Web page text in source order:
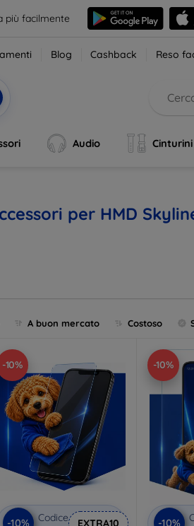
più facilmente
Blog Cashback Reso
Audio Cinturini
per HMD
A buon mercato Costoso
-10%
-10%
Codice
EXTRA10
-10%
-10%